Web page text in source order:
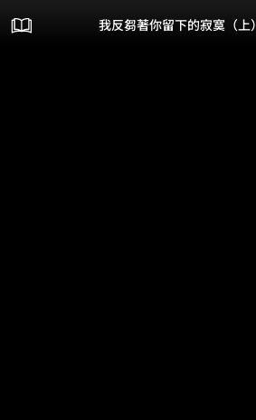
我反芻著你留下的寂寞（上）